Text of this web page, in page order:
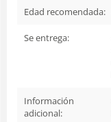
Edad recomendada:
Se entrega:
Información
adicional: